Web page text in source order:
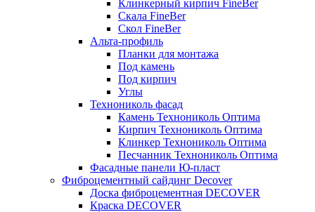
Клинкерный кирпич FineBer
Скала FineBer
Скол FineBer
Альта-профиль
Планки для монтажа
Под камень
Под кирпич
Углы
Технониколь фасад
Камень Технониколь Оптима
Кирпич Технониколь Оптима
Клинкер Технониколь Оптима
Песчанник Технониколь Оптима
Фасадные панели Ю-пласт
Фиброцементный сайдинг Decover
Доска фиброцементная DECOVER
Краска DECOVER